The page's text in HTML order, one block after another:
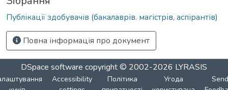
Публікації здобувачів (бакалаврів. магістрів, аспірантів)
Повна інформація про документ
DSpace software copyright © 2002-2026 LYRASIS
Accessibility
Політика
Угода
Send